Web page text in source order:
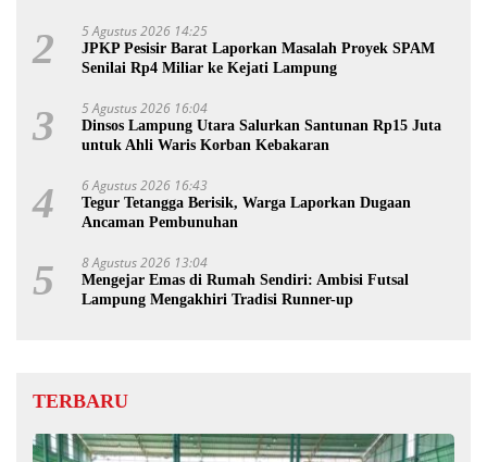
2 5 Agustus 2026 14:25
JPKP Pesisir Barat Laporkan Masalah Proyek SPAM
Senilai Rp4 Miliar ke Kejati Lampung
3 5 Agustus 2026 16:04
Dinsos Lampung Utara Salurkan Santunan Rp15 Juta
untuk Ahli Waris Korban Kebakaran
4 6 Agustus 2026 16:43
Tegur Tetangga Berisik, Warga Laporkan Dugaan
Ancaman Pembunuhan
5 8 Agustus 2026 13:04
Mengejar Emas di Rumah Sendiri: Ambisi Futsal
Lampung Mengakhiri Tradisi Runner-up
TERBARU